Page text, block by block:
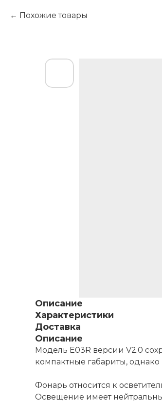
Похожие товары
Описание
Характеристики
Доставка
Описание
Модель E03R версии V2.0
компактные габариты,
Фонарь относится к
Освещение имеет